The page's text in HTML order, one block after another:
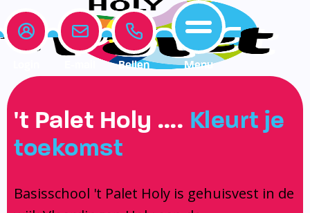
Home
Onze school
Onze school
Medezeggenschapsraad
Het Team
Leerlingenzorg
Interne begeleiding
Onderwijs dat past
Actueel
Actueel
Vakanties en vrije dagen
Social Schools App
Bellen Menu
't Palet Holy …. Kleurt je
toekomst
Basisschool 't Palet Holy is gehuisvest in de